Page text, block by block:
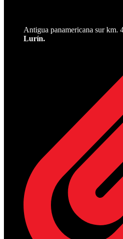
Antigua panamericana sur km.
Lurín.